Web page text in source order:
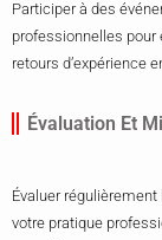
Participer à des
professionnelles pour
retours d’expérience
Évaluation Et
Évaluer
votre pratique